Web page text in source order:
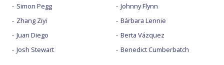
Simon Pegg
Zhang Ziyi
Juan Diego
Josh Stewart
Johnny Flynn
Bárbara Lennie
Berta Vázquez
Benedict Cumberbatch